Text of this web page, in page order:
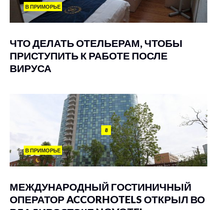
В ПРИМОРЬЕ
ЧТО ДЕЛАТЬ ОТЕЛЬЕРАМ, ЧТОБЫ
ПРИСТУПИТЬ К РАБОТЕ ПОСЛЕ
ВИРУСА
8
В ПРИМОРЬЕ
МЕЖДУНАРОДНЫЙ ГОСТИНИЧНЫЙ
ОПЕРАТОР ACCORHOTELS ОТКРЫЛ ВО